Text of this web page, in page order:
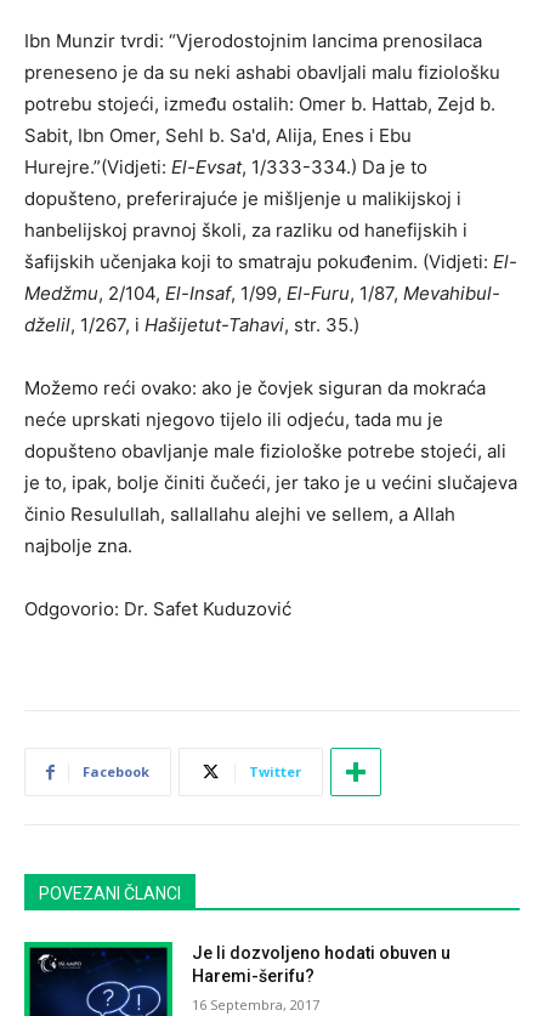
Ibn Munzir tvrdi: “Vjerodostojnim lancima prenosilaca
preneseno je da su neki ashabi obavljali malu fiziološku
potrebu stojeći, između ostalih: Omer b. Hattab, Zejd b.
Sabit, Ibn Omer, Sehl b. Sa'd, Alija, Enes i Ebu
Hurejre.”(Vidjeti: El-Evsat, 1/333-334.) Da je to
dopušteno, preferirajuće je mišljenje u malikijskoj i
hanbelijskoj pravnoj školi, za razliku od hanefijskih i
šafijskih učenjaka koji to smatraju pokuđenim. (Vidjeti: El-
Medžmu, 2/104, El-Insaf, 1/99, El-Furu, 1/87, Mevahibul-
dželil, 1/267, i Hašijetut-Tahavi, str. 35.)
Možemo reći ovako: ako je čovjek siguran da mokraća
neće uprskati njegovo tijelo ili odjeću, tada mu je
dopušteno obavljanje male fiziološke potrebe stojeći, ali
je to, ipak, bolje činiti čučeći, jer tako je u većini slučajeva
činio Resulullah, sallallahu alejhi ve sellem, a Allah
najbolje zna.
Odgovorio: Dr. Safet Kuduzović
Facebook Twitter
POVEZANI ČLANCI
Je li dozvoljeno hodati obuven u
Haremi-šerifu?
16 Septembra, 2017